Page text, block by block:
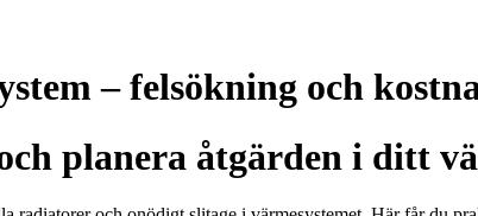
– felsökning och
planera åtgärden i ditt